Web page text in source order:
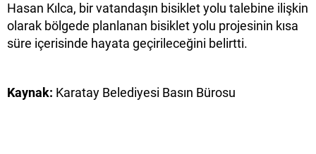
Hasan Kılca, bir vatandaşın bisiklet yolu talebine ilişkin
olarak bölgede planlanan bisiklet yolu projesinin kısa
süre içerisinde hayata geçirileceğini belirtti.
Kaynak: Karatay Belediyesi Basın Bürosu